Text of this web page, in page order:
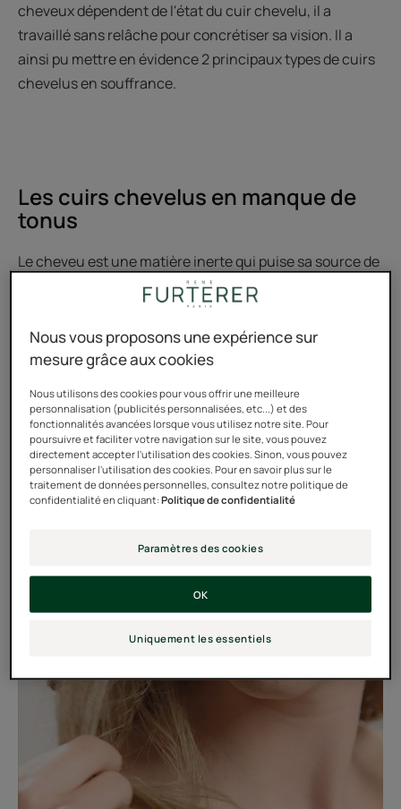
cheveux dépendent de l'état du cuir chevelu, il a
travaillé sans relâche pour concrétiser sa vision. Il a
ainsi pu mettre en évidence 2 principaux types de cuirs
chevelus en souffrance.
Les cuirs chevelus en manque de
tonus
Le cheveu est une matière inerte qui puise sa source de
vie dans le cuir chevelu. De ce fait, seul un cuir chevelu
sain, bien nourri, peut assurer ses fonctions tant
nutritives pour les cheveux, que protectrices pour le
crâne.
Cheveux ternes, mous, fatigués ou fragilisés… Pour
retrouver de beaux cheveux, il est grand temps de
penser àstimuler le cuir chevelu !
Nous vous proposons une expérience sur
mesure grâce aux cookies
Nous utilisons des cookies pour vous offrir une meilleure
personnalisation (publicités personnalisées, etc...) et des
fonctionnalités avancées lorsque vous utilisez notre site. Pour
poursuivre et faciliter votre navigation sur le site, vous pouvez
directement accepter l'utilisation des cookies. Sinon, vous pouvez
personnaliser l'utilisation des cookies. Pour en savoir plus sur le
traitement de données personnelles, consultez notre politique de
confidentialité en cliquant:Politique de confidentialité
Paramètres des cookies
Uniquement les essentiels
OK